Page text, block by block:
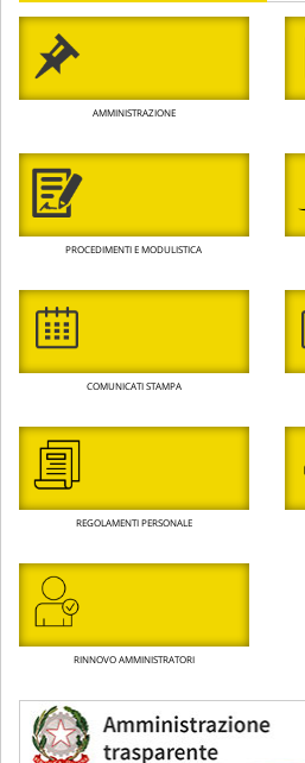
AMMINISTRAZIONE
PROCEDIMENTI E MODULISTICA
COMUNICATI STAMPA
REGOLAMENTI PERSONALE
RINNOVO AMMINISTRATORI